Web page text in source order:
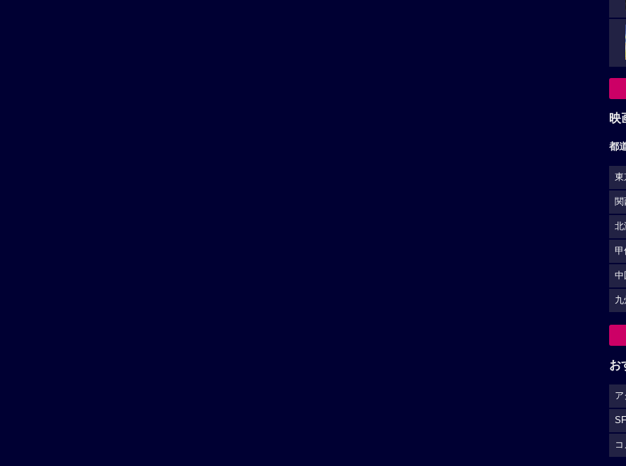
映
都
東
関
北
甲
中
九
お
ア
SF